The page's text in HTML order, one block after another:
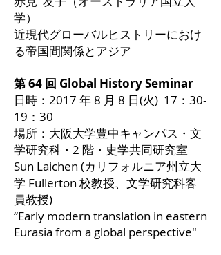
学）
近現代グローバルヒストリーにおけ
る帝国間関係とアジア
第 64 回 Global History Seminar
日時：2017 年 8 月 8 日(火) 17：30-
19：30
場所：大阪大学豊中キャンパス・文
学研究科・2 階・史学共同研究室
Sun Laichen (カリフォルニア州立大
学 Fullerton 校教授、文学研究科客
員教授)
“Early modern translation in eastern
Eurasia from a global perspective"